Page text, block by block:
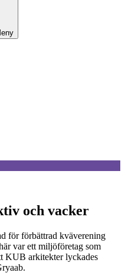
och vacker
för förbättrad kväverening
var ett miljöföretag som
KUB arkitekter lyckades